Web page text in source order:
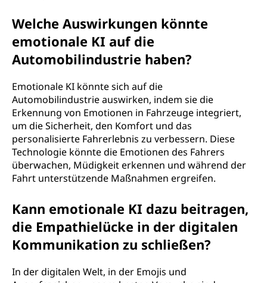
Welche Auswirkungen könnte
emotionale KI auf die
Automobilindustrie haben?
Emotionale KI könnte sich auf die
Automobilindustrie auswirken, indem sie die
Erkennung von Emotionen in Fahrzeuge integriert,
um die Sicherheit, den Komfort und das
personalisierte Fahrerlebnis zu verbessern. Diese
Technologie könnte die Emotionen des Fahrers
überwachen, Müdigkeit erkennen und während der
Fahrt unterstützende Maßnahmen ergreifen.
Kann emotionale KI dazu beitragen,
die Empathielücke in der digitalen
Kommunikation zu schließen?
In der digitalen Welt, in der Emojis und